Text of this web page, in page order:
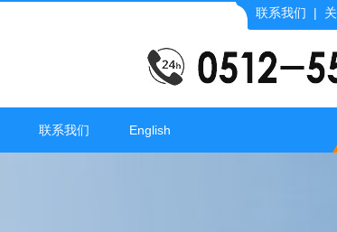
联系我们 |
联系我们 English